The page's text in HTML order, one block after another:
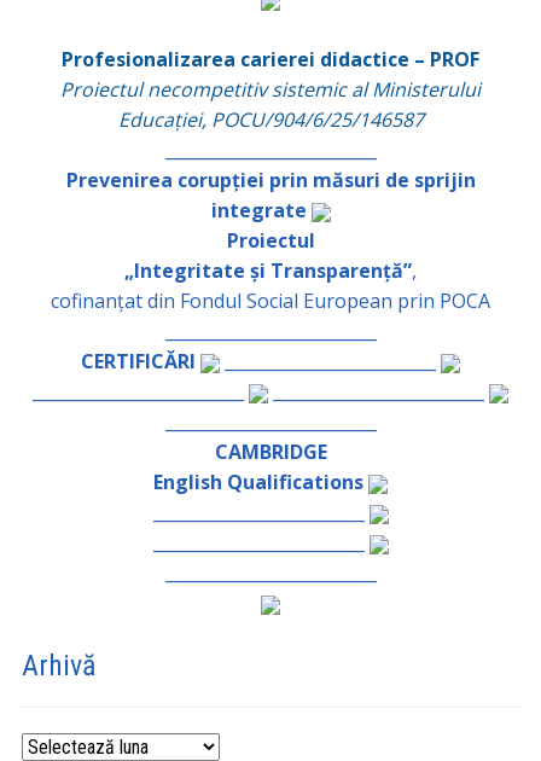
Profesionalizarea carierei didactice – PROF
Proiectul necompetitiv sistemic al Ministerului
Educației, POCU/904/6/25/146587
Prevenirea corupției prin măsuri de sprijin
integrate
Proiectul
„Integritate și Transparență”,
cofinanțat din Fondul Social European prin POCA
CERTIFICĂRI
CAMBRIDGE
English Qualifications
Arhivă
Arhivă